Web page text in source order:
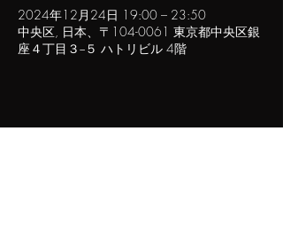
2024年12月24日 19:00 – 23:50
中央区, 日本、〒104-0061 東京都中央区銀
座４丁目３−５ ハトリビル 4階